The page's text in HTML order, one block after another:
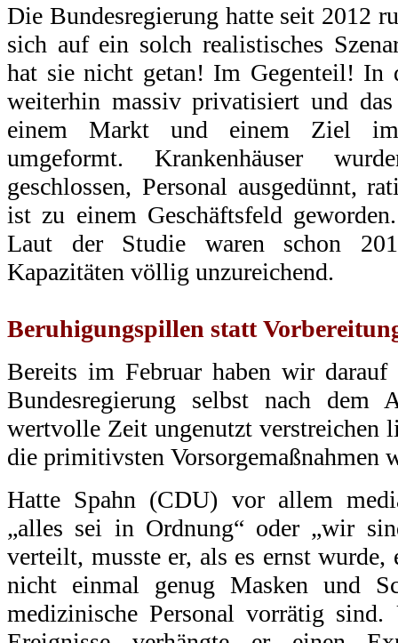
Die Bundesregierung hatte seit 2012
sich auf ein solch realistisches
hat sie nicht getan! Im Gegenteil! In
weiterhin massiv privatisiert und das
einem Markt und einem Ziel
umgeformt. Krankenhäuser
geschlossen, Personal ausgedünnt,
ist zu einem Geschäftsfeld
Laut der Studie waren schon
Kapazitäten völlig unzureichend.
Beruhigungspillen statt
Bereits im Februar haben wir darauf
Bundesregierung selbst nach dem
wertvolle Zeit ungenutzt verstreichen
die primitivsten Vorsorgemaßnahmen
Hatte Spahn (CDU) vor allem
„alles sei in Ordnung“ oder „wir
verteilt, musste er, als es ernst wurde,
nicht einmal genug Masken und
medizinische Personal vorrätig